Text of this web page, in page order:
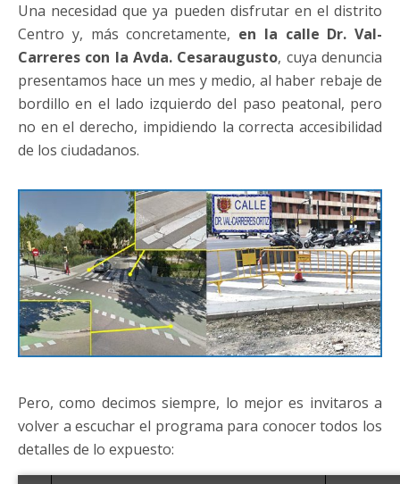
Una necesidad que ya pueden disfrutar en el distrito
Centro y, más concretamente, en la calle Dr. Val-
Carreres con la Avda. Cesaraugusto, cuya denuncia
presentamos hace un mes y medio, al haber rebaje de
bordillo en el lado izquierdo del paso peatonal, pero
no en el derecho, impidiendo la correcta accesibilidad
de los ciudadanos.
Pero, como decimos siempre, lo mejor es invitaros a
volver a escuchar el programa para conocer todos los
detalles de lo expuesto: